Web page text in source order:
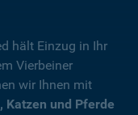
hält Einzug in Ihr
Vierbeiner
wir Ihnen mit
Katzen und Pferde